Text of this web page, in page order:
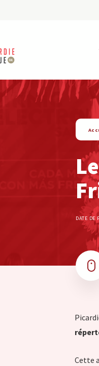
DATE DE
Cette